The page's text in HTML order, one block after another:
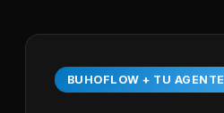
BUHOFLOW + TU AGENTE